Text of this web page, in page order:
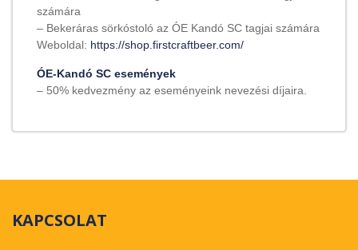
számára
– Bekeráras sörkóstoló az ÓE Kandó SC tagjai számára
Weboldal: https://shop.firstcraftbeer.com/
ÓE-Kandó SC események
– 50% kedvezmény az eseményeink nevezési díjaira.
KAPCSOLAT